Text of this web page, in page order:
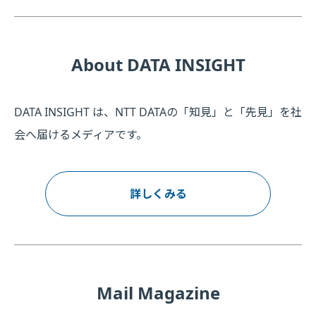
About DATA INSIGHT
DATA INSIGHT は、NTT DATAの「知見」と「先見」を社
会へ届けるメディアです。
詳しくみる
Mail Magazine